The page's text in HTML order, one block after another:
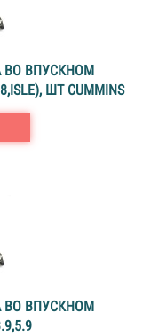
ВО ВПУСКНОМ
ШТ CUMMINS
ВО ВПУСКНОМ